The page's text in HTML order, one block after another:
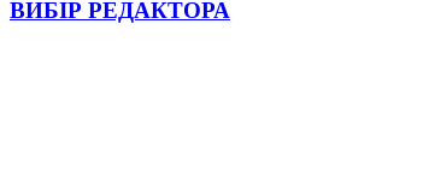
ВИБІР РЕДАКТОРА